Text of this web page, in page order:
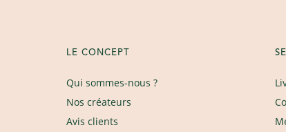
LE CONCEPT
Qui sommes-nous ?
Nos créateurs
Avis clients